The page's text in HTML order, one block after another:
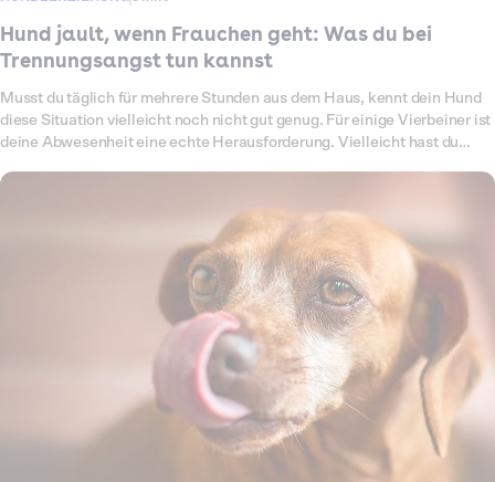
Hund jault, wenn Frauchen geht: Was du bei
Trennungsangst tun kannst
Musst du täglich für mehrere Stunden aus dem Haus, kennt dein Hund
diese Situation vielleicht noch nicht gut genug. Für einige Vierbeiner ist
deine Abwesenheit eine echte Herausforderung. Vielleicht hast du
jault, sobald Frauchen oder Herrchen geht, kann das sehr belastend
sein. In diesem Leitfaden erfährst du, warum Hunde so reagieren, wie
du Trennungsangst erkennst und was du tun kannst, um deinem Hund